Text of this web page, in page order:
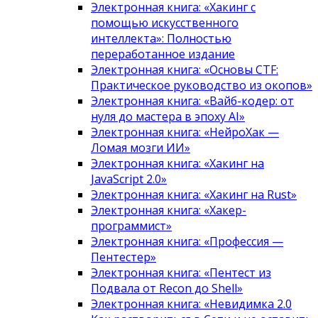
Электронная книга: «Хакинг с
помощью искусственного
интеллекта»: Полностью
переработанное издание
Электронная книга: «Основы CTF:
Практическое руководство из окопов»
Электронная книга: «Вайб-кодер: от
нуля до мастера в эпоху AI»
Электронная книга: «НейроХак —
Ломая мозги ИИ»
Электронная книга: «Хакинг на
JavaScript 2.0»
Электронная книга: «Хакинг на Rust»
Электронная книга: «Хакер-
программист»
Электронная книга: «Профессия —
Пентестер»
Электронная книга: «Пентест из
Подвала от Recon до Shell»
Электронная книга: «Невидимка 2.0